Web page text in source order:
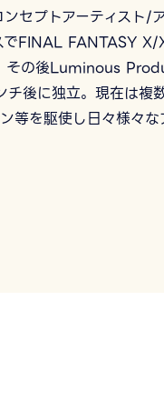
セプトアーティスト/
でFINAL FANTASY
その後Luminous
チ後に独立。現在は
等を駆使し日々様々な